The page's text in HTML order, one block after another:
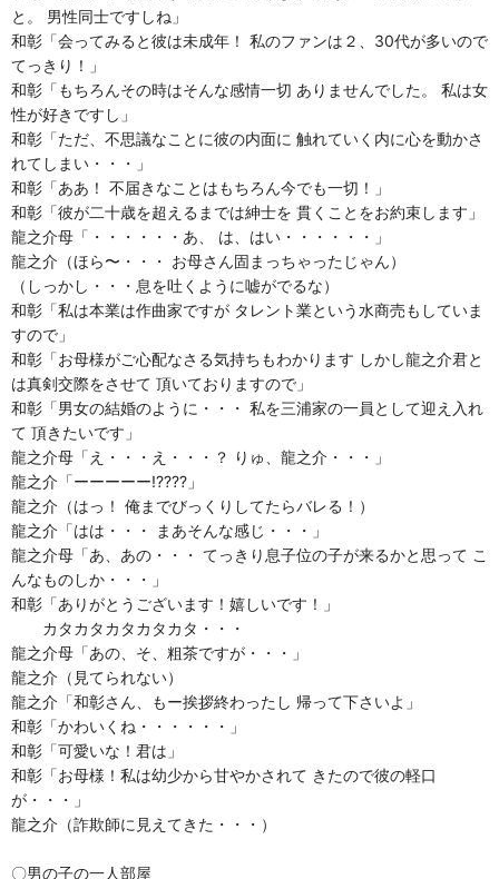
と。 男性同士ですしね」
和彰「会ってみると彼は未成年！ 私のファンは２、30代が多いので
てっきり！」
和彰「もちろんその時はそんな感情一切 ありませんでした。 私は女
性が好きですし」
和彰「ただ、不思議なことに彼の内面に 触れていく内に心を動かさ
れてしまい・・・」
和彰「ああ！ 不届きなことはもちろん今でも一切！」
和彰「彼が二十歳を超えるまでは紳士を 貫くことをお約束します」
龍之介母「・・・・・・あ、 は、はい・・・・・・」
龍之介（ほら〜・・・ お母さん固まっちゃったじゃん）
（しっかし・・・息を吐くように嘘がでるな）
和彰「私は本業は作曲家ですが タレント業という水商売もしていま
すので」
和彰「お母様がご心配なさる気持ちもわかります しかし龍之介君と
は真剣交際をさせて 頂いておりますので」
和彰「男女の結婚のように・・・ 私を三浦家の一員として迎え入れ
て 頂きたいです」
龍之介母「え・・・え・・・？ りゅ、龍之介・・・」
龍之介「ーーーーー!????」
龍之介（はっ！ 俺までびっくりしてたらバレる！）
龍之介「はは・・・ まあそんな感じ・・・」
龍之介母「あ、あの・・・ てっきり息子位の子が来るかと思って こ
んなものしか・・・」
和彰「ありがとうございます！嬉しいです！」
カタカタカタカタカタ・・・
龍之介母「あの、そ、粗茶ですが・・・」
龍之介（見てられない）
龍之介「和彰さん、もー挨拶終わったし 帰って下さいよ」
和彰「かわいくね・・・・・・」
和彰「可愛いな！君は」
和彰「お母様！私は幼少から甘やかされて きたので彼の軽口
が・・・」
龍之介（詐欺師に見えてきた・・・）
〇男の子の一人部屋